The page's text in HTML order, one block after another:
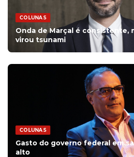
COLUNAS
Onda de Marçal é consistente,
virou tsunami
COLUNAS
Gasto do governo federal em
alto